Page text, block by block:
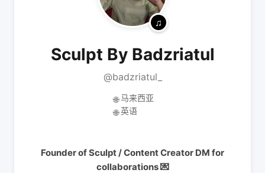
Sculpt By Badzriatul
@badzriatul_
🌐 马来西亚
🌐 英语
Founder of Sculpt / Content Creator DM for
collaborations 💌